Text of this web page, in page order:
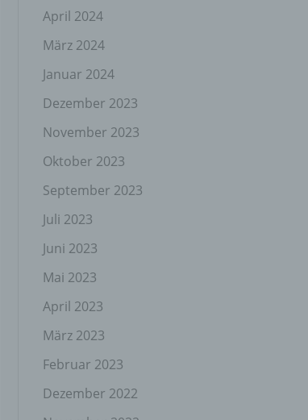
April 2024
März 2024
Januar 2024
Dezember 2023
November 2023
Oktober 2023
September 2023
Juli 2023
Juni 2023
Mai 2023
April 2023
März 2023
Februar 2023
Dezember 2022